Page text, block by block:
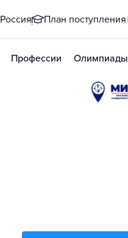
Россия План поступления
Профессии Олимпиады